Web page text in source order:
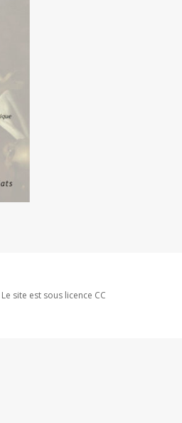
Le site est sous licence CC